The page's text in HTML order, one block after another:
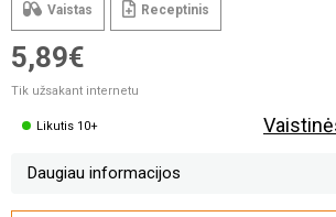
Vaistas Receptinis
5,89€
Tik užsakant internetu
Likutis 10+
Daugiau informacijos